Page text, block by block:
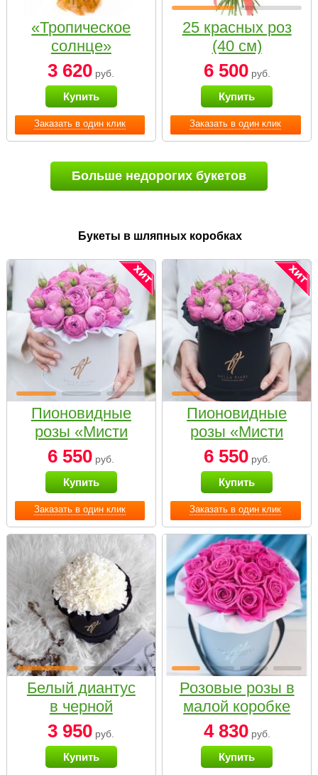
Заказать в один клик
«Тропическое
солнце»
3 620 руб.
Купить
Заказать в один клик
25 красных роз
(40 см)
6 500руб.
Купить
Больше недорогих букетов
Букеты в шляпных коробках
Заказать в один клик
Пионовидные
розы «Мисти
бабблс» в белой
коробке Small
6 550 руб.
Купить
Заказать в один клик
Пионовидные
розы «Мисти
бабблс» в
черной коробке
Small
6 550руб.
Купить
Белый диантус
в черной
коробке Small
3 950 руб.
Купить
Розовые розы в
малой коробке
4 830руб.
Купить